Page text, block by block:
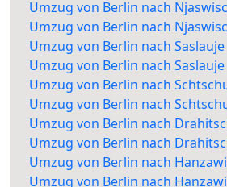
Umzug von Berlin nach
Umzug von Berlin nach
Umzug von Berlin nach Saslauje
Umzug von Berlin nach Saslauje
Umzug von Berlin nach
Umzug von Berlin nach
Umzug von Berlin nach
Umzug von Berlin nach
Umzug von Berlin nach
Umzug von Berlin nach